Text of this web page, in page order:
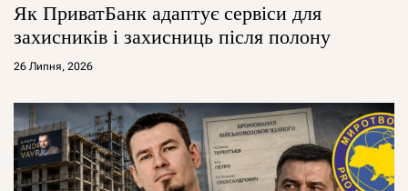
Як ПриватБанк адаптує сервіси для
захисників і захисниць після полону
26 Липня, 2026